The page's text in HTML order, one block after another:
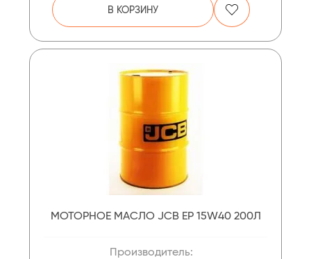
В КОРЗИНУ
МОТОРНОЕ МАСЛО JCB EP 15W40 200Л
Производитель: